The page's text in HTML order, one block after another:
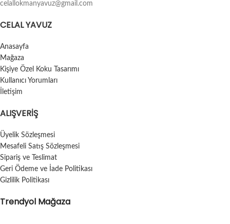
celallokmanyavuz@gmail.com
CELAL YAVUZ
Anasayfa
Mağaza
Kişiye Özel Koku Tasarımı
Kullanıcı Yorumları
İletişim
ALIŞVERIŞ
Üyelik Sözleşmesi
Mesafeli Satış Sözleşmesi
Sipariş ve Teslimat
Geri Ödeme ve İade Politikası
Gizlilik Politikası
Trendyol Mağaza